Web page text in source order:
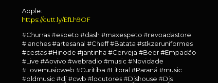
Apple:
https://cutt.ly/EfLh9OF
#Churras #espeto #dash #maxespeto #revoadastore
#lanches #artesanal #Cheff #Batata #stkzeruniformes
#cestas #Hinode #jantinha #Cerveja #Beer #Empadão
#Live #Aovivo #webradio #music #Novidade
#Lovemusicweb #Curitiba #Litoral #Paraná #music
#oldmusic #dj #cwb #locutores #Djshouse #Djs